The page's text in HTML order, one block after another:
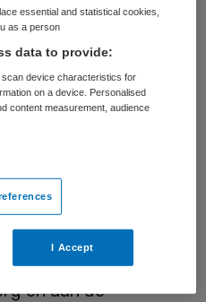
instellingen die
bieden. De
“een zeer ervaren
hart voor
met grote
af- en ombouw
werken we aan
en aan de
essential and statistical cookies,
as a person
data to provide:
device characteristics for
on a device. Personalised
content measurement, audience
I Accept